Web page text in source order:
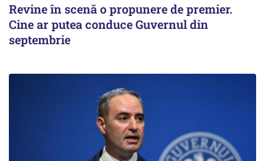
Revine în scenă o propunere de premier.
Cine ar putea conduce Guvernul din
septembrie